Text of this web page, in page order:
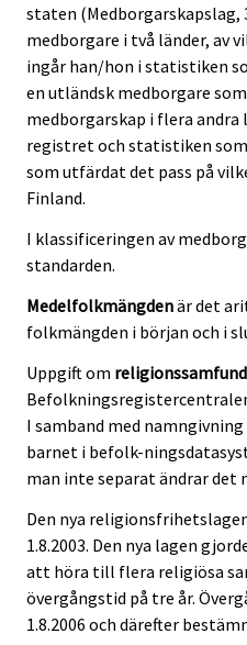
staten (Medborgarskapslag,
medborgare i två länder, av
ingår han/hon i statistiken
en utländsk medborgare
medborgarskap i flera
registret och statistiken
som utfärdat det pass på
Finland.
I klassificeringen av
standarden.
Medelfolkmängdenär det
folkmängden i början och i
Uppgift om religionssamfund
I samband med
barnet i befolk-
man inte separat ändrar det
Den nya
1.8.2003. Den nya lagen
att höra till flera religiösa
övergångstid på tre år.
1.8.2006 och därefter